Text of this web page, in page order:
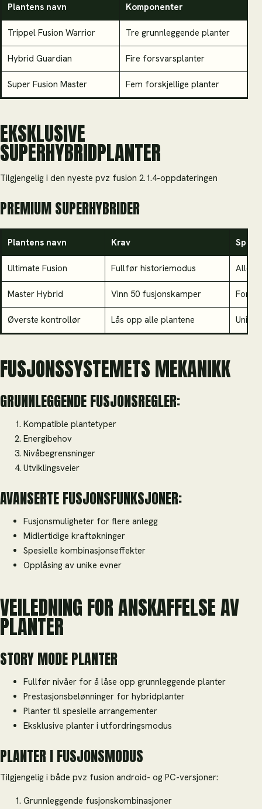
Plantens navn Komponenter
Trippel Fusion Warrior Tre grunnleggende planter
Hybrid Guardian Fire forsvarsplanter
Super Fusion Master Fem forskjellige planter
EKSKLUSIVE
SUPERHYBRIDPLANTER
Tilgjengelig i den nyeste pvz fusion 2.1.4-oppdateringen
PREMIUM SUPERHYBRIDER
Plantens navn Krav
Ultimate Fusion Fullfør historiemodus Alle
Master Hybrid Vinn 50 fusjonskamper
Øverste kontrollør Lås opp alle plantene
FUSJONSSYSTEMETS MEKANIKK
GRUNNLEGGENDE FUSJONSREGLER:
Kompatible plantetyper
Energibehov
Nivåbegrensninger
Utviklingsveier
AVANSERTE FUSJONSFUNKSJONER:
Fusjonsmuligheter for flere anlegg
Midlertidige kraftøkninger
Spesielle kombinasjonseffekter
Opplåsing av unike evner
VEILEDNING FOR ANSKAFFELSE AV
PLANTER
STORY MODE PLANTER
Fullfør nivåer for å låse opp grunnleggende planter
Prestasjonsbelønninger for hybridplanter
Planter til spesielle arrangementer
Eksklusive planter i utfordringsmodus
PLANTER I FUSJONSMODUS
Tilgjengelig i både pvz fusion android- og PC-versjoner:
Grunnleggende fusjonskombinasjoner